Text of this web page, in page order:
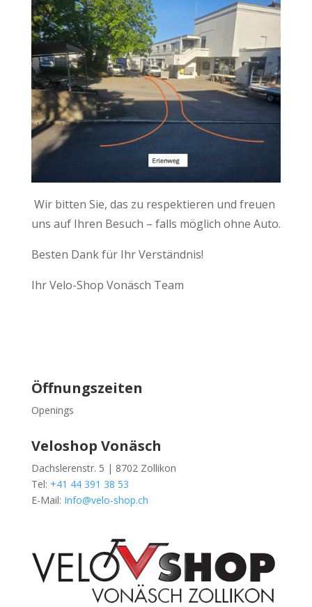
Wir bitten Sie, das zu respektieren und freuen
uns auf Ihren Besuch – falls möglich ohne Auto.
Besten Dank für Ihr Verständnis!
Ihr Velo-Shop Vonäsch Team
Öffnungszeiten
Openings
Veloshop Vonäsch
Dachslerenstr. 5 | 8702 Zollikon
Tel: +41 44 391 38 53
E-Mail: Info@velo-shop.ch